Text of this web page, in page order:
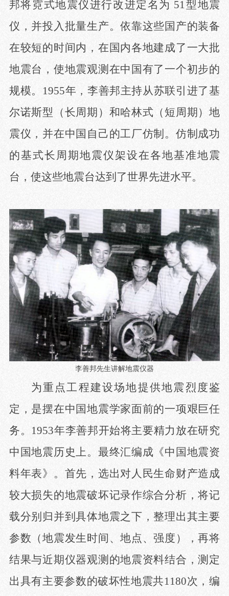
邦将霓式地震仪进行改进定名为 51型地震
仪，并投入批量生产。依靠这些国产的装备
在较短的时间内，在国内各地建成了一大批
地震台，使地震观测在中国有了一个初步的
规模。1955年，李善邦主持从苏联引进了基
尔诺斯型（长周期）和哈林式（短周期）地
震仪，并在中国自己的工厂仿制。仿制成功
的基式长周期地震仪架设在各地基准地震
台，使这些地震台达到了世界先进水平。
李善邦先生讲解地震仪器
为重点工程建设场地提供地震烈度鉴
定，是摆在中国地震学家面前的一项艰巨任
务。 1953年李善邦开始将主要精力放在研究
中国地震历史上。最终汇编成《中国地震资
料年表》。首先，选出对人民生命财产造成
较大损失的地震破坏记录作综合分析，将记
载分别归并到具体地震之下，整理出其主要
参数（地震发生时间、地点、强度），再将
结果与近期仪器观测的地震资料结合，测定
出具有主要参数的破坏性地震共1180次，编